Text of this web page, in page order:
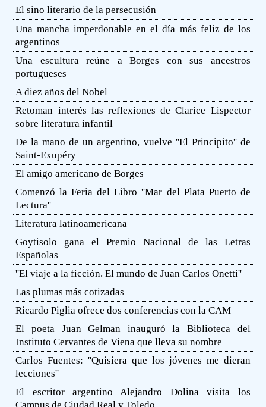
El sino literario de la persecusión
Una mancha imperdonable en el día más feliz de los
argentinos
Una escultura reúne a Borges con sus ancestros
portugueses
A diez años del Nobel
Retoman interés las reflexiones de Clarice Lispector
sobre literatura infantil
De la mano de un argentino, vuelve ''El Principito'' de
Saint-Exupéry
El amigo americano de Borges
Comenzó la Feria del Libro ''Mar del Plata Puerto de
Lectura''
Literatura latinoamericana
Goytisolo gana el Premio Nacional de las Letras
Españolas
''El viaje a la ficción. El mundo de Juan Carlos Onetti''
Las plumas más cotizadas
Ricardo Piglia ofrece dos conferencias con la CAM
El poeta Juan Gelman inauguró la Biblioteca del
Instituto Cervantes de Viena que lleva su nombre
Carlos Fuentes: ''Quisiera que los jóvenes me dieran
lecciones''
El escritor argentino Alejandro Dolina visita los